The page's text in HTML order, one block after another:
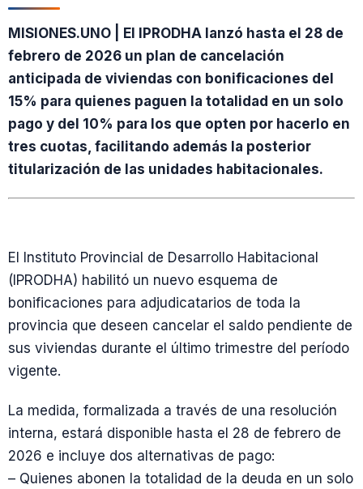
MISIONES.UNO | El IPRODHA lanzó hasta el 28 de
febrero de 2026 un plan de cancelación
anticipada de viviendas con bonificaciones del
15% para quienes paguen la totalidad en un solo
pago y del 10% para los que opten por hacerlo en
tres cuotas, facilitando además la posterior
titularización de las unidades habitacionales.
El Instituto Provincial de Desarrollo Habitacional
(IPRODHA) habilitó un nuevo esquema de
bonificaciones para adjudicatarios de toda la
provincia que deseen cancelar el saldo pendiente de
sus viviendas durante el último trimestre del período
vigente.
La medida, formalizada a través de una resolución
interna, estará disponible hasta el 28 de febrero de
2026 e incluye dos alternativas de pago:
– Quienes abonen la totalidad de la deuda en un solo